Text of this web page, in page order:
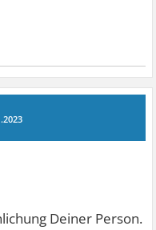
Deiner Person.